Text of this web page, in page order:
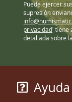
Puede ejercer
supresión
privacidad' tiene
detallada sobre
Ayuda